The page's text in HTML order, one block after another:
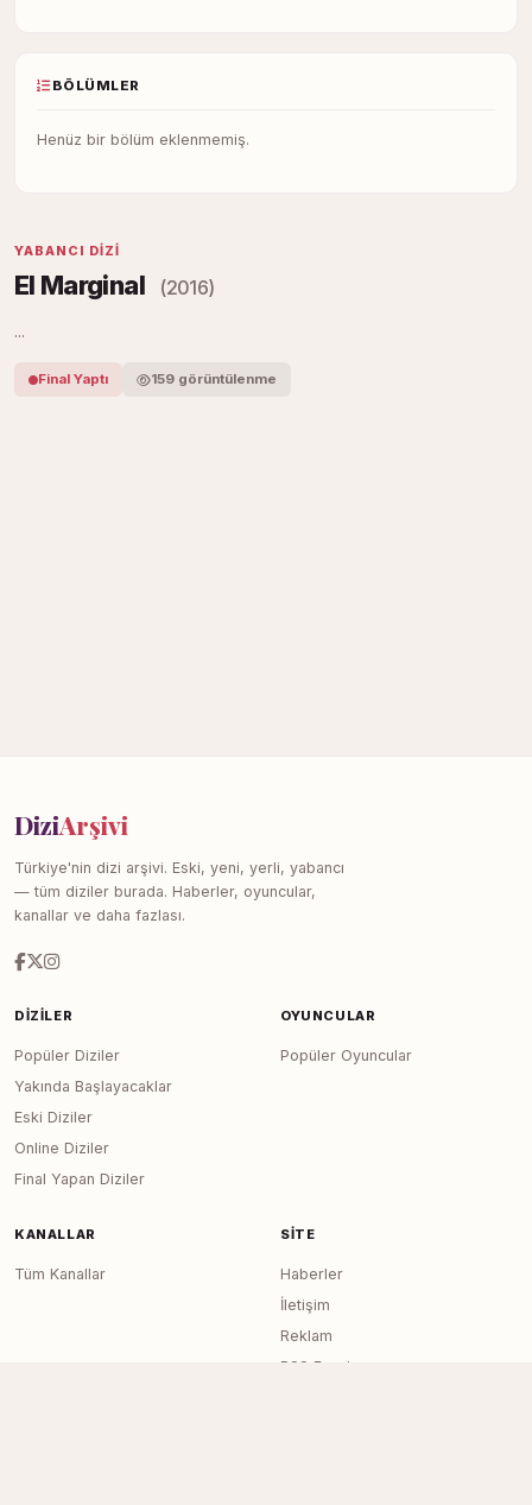
BÖLÜMLER
Henüz bir bölüm eklenmemiş.
YABANCI DIZI
El Marginal (2016)
...
Final Yaptı 159 görüntülenme
DiziArşivi
Türkiye'nin dizi arşivi. Eski, yeni, yerli, yabancı
— tüm diziler burada. Haberler, oyuncular,
kanallar ve daha fazlası.
DIZILER
Popüler Diziler
Yakında Başlayacaklar
Eski Diziler
Online Diziler
Final Yapan Diziler
OYUNCULAR
Popüler Oyuncular
KANALLAR
Tüm Kanallar
SITE
Haberler
İletişim
Reklam
RSS Feed